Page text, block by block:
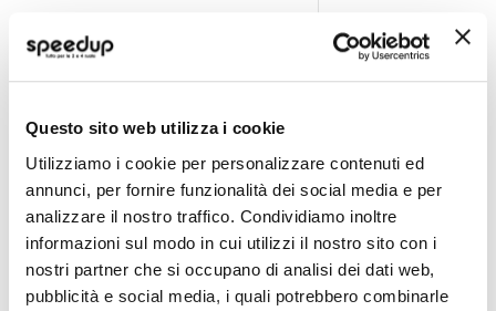
Questo sito web utilizza i cookie
Utilizziamo i cookie per personalizzare contenuti ed
annunci, per fornire funzionalità dei social media e per
analizzare il nostro traffico. Condividiamo inoltre
informazioni sul modo in cui utilizzi il nostro sito con i
nostri partner che si occupano di analisi dei dati web,
pubblicità e social media, i quali potrebbero combinarle
Prezzo
speciale
7,90 € -35%
CONSEGNA IN 48H
Hid Xenon -
speciale
CONSEGNA IN 48H